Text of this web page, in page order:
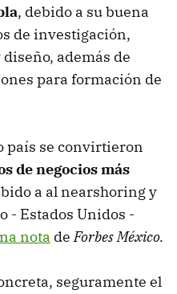
, debido a su buena
de investigación,
además de
para formación de
país se convirtieron
de negocios más
a al nearshoring y
- Estados Unidos -
nota deForbes México.
seguramente el